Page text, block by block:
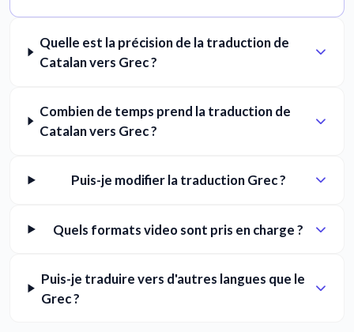
Quelle est la précision de la traduction de
Catalan vers Grec ?
Combien de temps prend la traduction de
Catalan vers Grec ?
Puis-je modifier la traduction Grec ?
Quels formats video sont pris en charge ?
Puis-je traduire vers d'autres langues que le
Grec ?